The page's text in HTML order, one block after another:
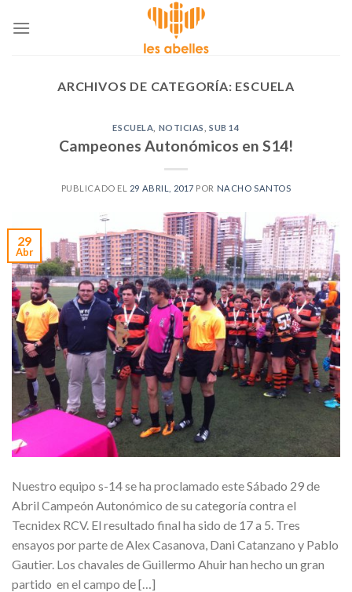
ARCHIVOS DE CATEGORÍA: ESCUELA
ESCUELA NOTICIAS ,SUB 14
Campeones Autonómicos en S14!
PUBLICADO EL 29 ABRIL, 2017 POR NACHO SANTOS
29
Abr
Nuestro equipo s-14 se ha proclamado este Sábado 29 de
Abril Campeón Autonómico de su categoría contra el
Tecnidex RCV. El resultado final ha sido de 17 a 5. Tres
ensayos por parte de Alex Casanova, Dani Catanzano y Pablo
Gautier. Los chavales de Guillermo Ahuir han hecho un gran
partido en el campo de […]